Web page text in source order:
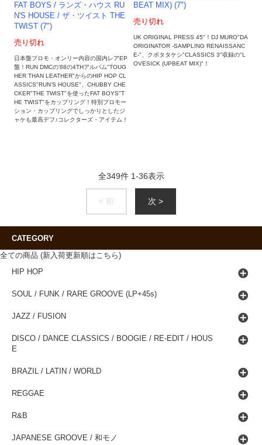
FAT BOYS / ランズ・ハウス RU
N'S HOUSE / ザ・ツイスト THE
TWIST (7")
売り切れ
日本盤プロモ・オンリー内容の国内レアEP
盤！RUN DMCの'88の4THアルバム"TOUG
HER THAN LEATHER"からのHIP HOP CL
ASSICS"RUN'S HOUSE"、CHUBBY CHE
CKER"THE TWIST"を使ったFAT BOYS"T
HE TWIST"をカップリング！特別プロモー
ション・カップリングでしっかりとしたジ
ャケも最高デフ♪コレクターズ・アイテム！
BEAT MIX) (7")
売り切れ
UK ORIGINAL PRESS 45"！DJ MURO"DA
ORIGINATOR -SAMPLING RENAISSANC
E-"、クボタタケシ"CLASSICS 3"収録の"L
OVESICK (UPBEAT MIX)"！
全349件 1-36表示
< 前 次 >
CATEGORY
全ての商品 (新入荷更新順はこちら)
HIP HOP
SOUL / FUNK / RARE GROOVE (LP+45s)
JAZZ / FUSION
DISCO / DANCE CLASSICS / BOOGIE / RE-EDIT / HOUS
E
BRAZIL / LATIN / WORLD
REGGAE
R&B
JAPANESE GROOVE / 和モノ